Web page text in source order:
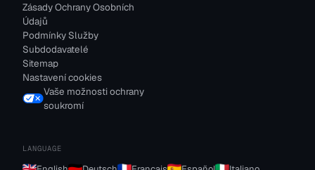
Zásady Ochrany Osobních
Údajů
Podmínky Služby
Subdodavatelé
Sitemap
Nastavení cookies
Vaše možnosti ochrany
soukromí
LANGUAGE